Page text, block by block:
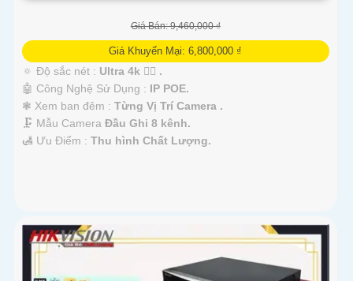
Giá Bán: 9,460,000 ₫
Giá Khuyến Mại: 6,800,000 ₫
🔅 Độ sắc nét : Ultra 4k 👍🏾 .
🤖️ Công Nghệ Sử Dụng : IP POE.
❃ Xem ban đêm : Từng Vị Trí Camera .
🗜️ Mẫu Camera Đầu Ghi 8 kênh.
️🛃 Ưu Điểm : Thu hình Chất Lượng.